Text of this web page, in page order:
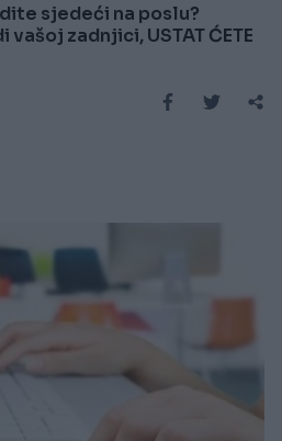
sjedeći na poslu?
zadnjici, USTAT ĆETE